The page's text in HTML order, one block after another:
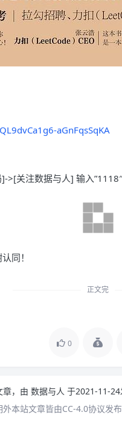
aGnFqsSqKA
>[关注数据与人] 输入
同！
正文完
0
章，由 数据与人 于2021-11-24
本站文章皆由CC-4.0协议发